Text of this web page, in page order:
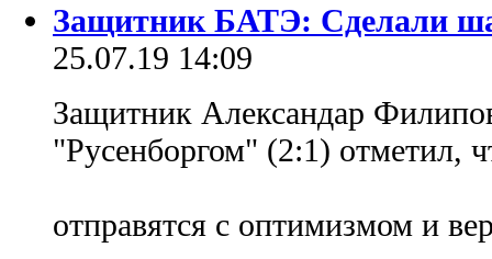
Защитник БАТЭ: Сделали
25.07.19 14:09
Защитник Александар
"Русенборгом" (2:1) отметил,
отправятся с оптимизмом и